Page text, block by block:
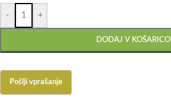
- +
DODAJ V KOŠARICO